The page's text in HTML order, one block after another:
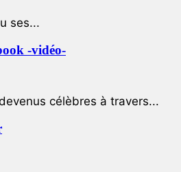
ses...
-vidéo-
célèbres à travers...